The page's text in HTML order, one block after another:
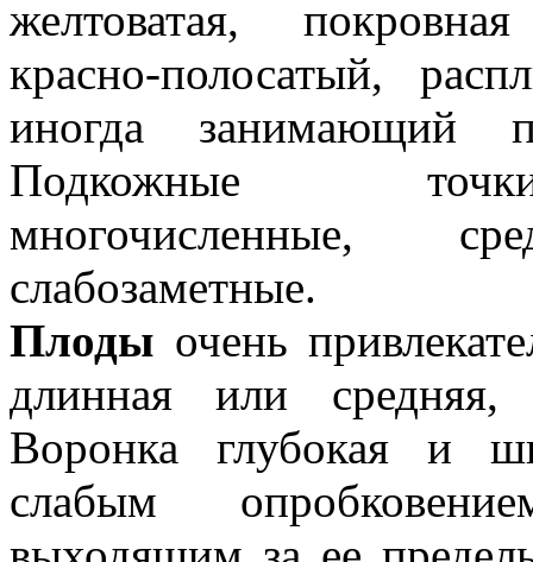
желтоватая,
красно-полосатый,
иногда занимающий
Подкожные
многочисленные,
слабозаметные.
Плоды очень
длинная или средняя,
Воронка глубокая и
слабым